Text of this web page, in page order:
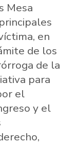
Mesa
en
de los
de la
para
el
y el